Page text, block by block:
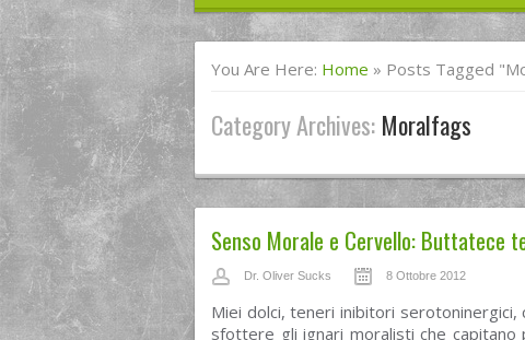
You Are Here: Home » Posts Tagged
Category Archives: Moralfags
Senso Morale e Cervello: Buttatece
Dr. Oliver Sucks 8 Ottobre 2012
Miei dolci, teneri inibitori
sfottere gli ignari moralisti che capitano